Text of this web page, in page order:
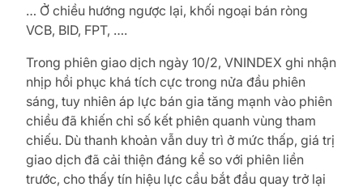
… Ở chiều hướng ngược lại, khối ngoại bán ròng
VCB, BID, FPT, ….
Trong phiên giao dịch ngày 10/2, VNINDEX ghi nhận
nhịp hồi phục khá tích cực trong nửa đầu phiên
sáng, tuy nhiên áp lực bán gia tăng mạnh vào phiên
chiều đã khiến chỉ số kết phiên quanh vùng tham
chiếu. Dù thanh khoản vẫn duy trì ở mức thấp, giá trị
giao dịch đã cải thiện đáng kể so với phiên liền
trước, cho thấy tín hiệu lực cầu bắt đầu quay trở lại